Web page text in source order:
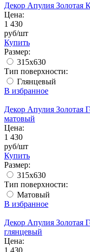
Декор Апулия Золотая
Цена:
1 430
руб/шт
Купить
Размер:
315x630
Тип поверхности:
Глянцевый
В избранное
Декор Апулия Золотая
матовый
Цена:
1 430
руб/шт
Купить
Размер:
315x630
Тип поверхности:
Матовый
В избранное
Декор Апулия Золотая
глянцевый
Цена:
1 430